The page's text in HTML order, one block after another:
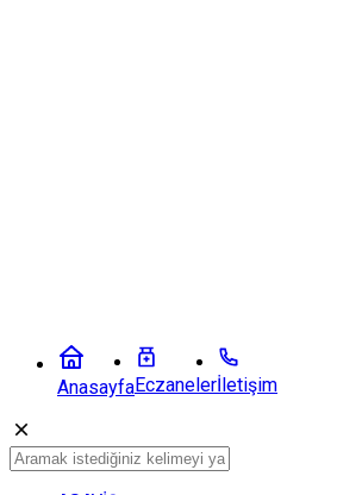
AnasayfaEczanelerİletişim